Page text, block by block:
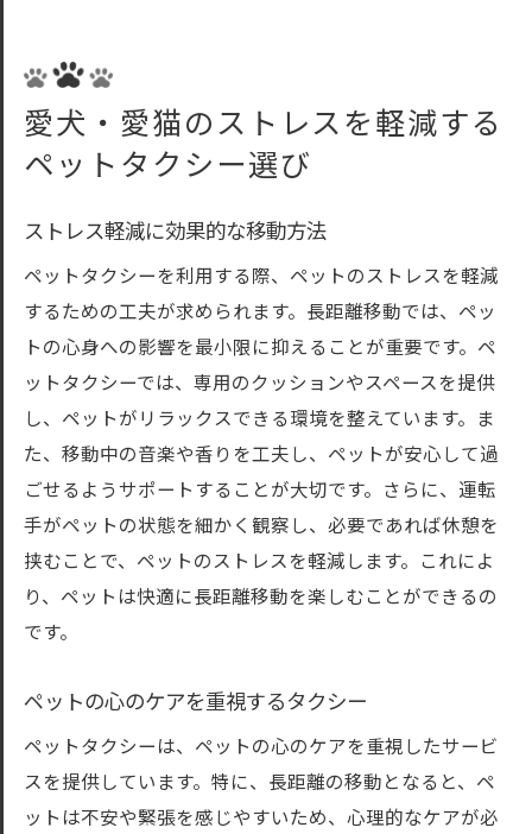
愛犬・愛猫のストレスを軽減する
ペットタクシー選び
ストレス軽減に効果的な移動方法
ペットタクシーを利用する際、ペットのストレスを軽減
するための工夫が求められます。長距離移動では、ペッ
トの心身への影響を最小限に抑えることが重要です。ペ
ットタクシーでは、専用のクッションやスペースを提供
し、ペットがリラックスできる環境を整えています。ま
た、移動中の音楽や香りを工夫し、ペットが安心して過
ごせるようサポートすることが大切です。さらに、運転
手がペットの状態を細かく観察し、必要であれば休憩を
挟むことで、ペットのストレスを軽減します。これによ
り、ペットは快適に長距離移動を楽しむことができるの
です。
ペットの心のケアを重視するタクシー
ペットタクシーは、ペットの心のケアを重視したサービ
スを提供しています。特に、長距離の移動となると、ペ
ットは不安や緊張を感じやすいため、心理的なケアが必